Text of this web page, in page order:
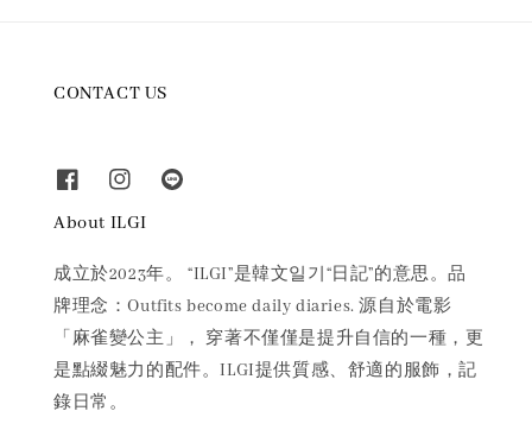
CONTACT US
About ILGI
成立於2023年。 “ILGI”是韓文일기“日記”的意思。品
牌理念：Outfits become daily diaries. 源自於電影
「麻雀變公主」， 穿著不僅僅是提升自信的一種，更
是點綴魅力的配件。ILGI提供質感、舒適的服飾，記
錄日常。